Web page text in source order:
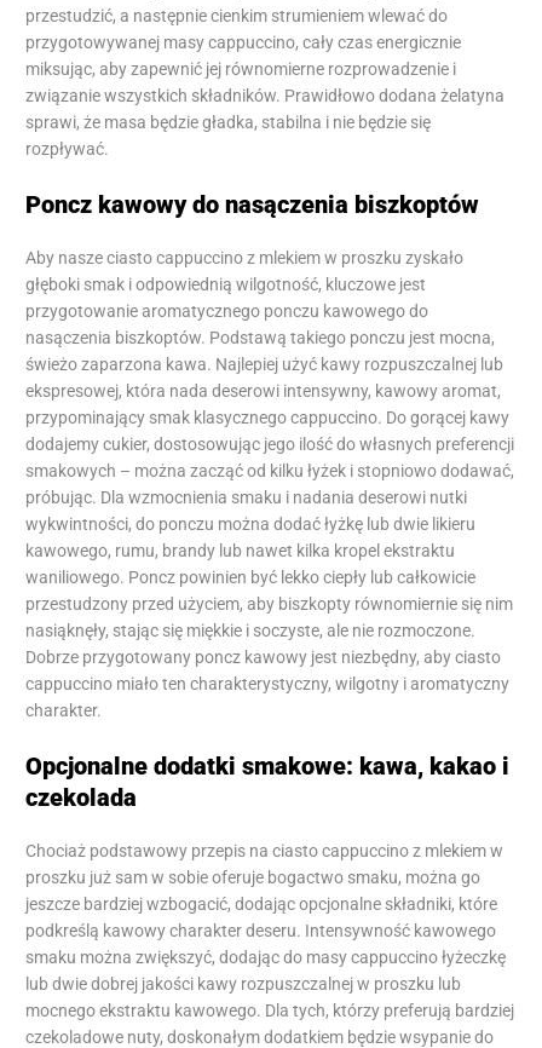
przestudzić, a następnie cienkim strumieniem wlewać do
przygotowywanej masy cappuccino, cały czas energicznie
miksując, aby zapewnić jej równomierne rozprowadzenie i
związanie wszystkich składników. Prawidłowo dodana żelatyna
sprawi, że masa będzie gładka, stabilna i nie będzie się
rozpływać.
Poncz kawowy do nasączenia biszkoptów
Aby nasze ciasto cappuccino z mlekiem w proszku zyskało
głęboki smak i odpowiednią wilgotność, kluczowe jest
przygotowanie aromatycznego ponczu kawowego do
nasączenia biszkoptów. Podstawą takiego ponczu jest mocna,
świeżo zaparzona kawa. Najlepiej użyć kawy rozpuszczalnej lub
ekspresowej, która nada deserowi intensywny, kawowy aromat,
przypominający smak klasycznego cappuccino. Do gorącej kawy
dodajemy cukier, dostosowując jego ilość do własnych preferencji
smakowych – można zacząć od kilku łyżek i stopniowo dodawać,
próbując. Dla wzmocnienia smaku i nadania deserowi nutki
wykwintności, do ponczu można dodać łyżkę lub dwie likieru
kawowego, rumu, brandy lub nawet kilka kropel ekstraktu
waniliowego. Poncz powinien być lekko ciepły lub całkowicie
przestudzony przed użyciem, aby biszkopty równomiernie się nim
nasiąknęły, stając się miękkie i soczyste, ale nie rozmoczone.
Dobrze przygotowany poncz kawowy jest niezbędny, aby ciasto
cappuccino miało ten charakterystyczny, wilgotny i aromatyczny
charakter.
Opcjonalne dodatki smakowe: kawa, kakao i
czekolada
Chociaż podstawowy przepis na ciasto cappuccino z mlekiem w
proszku już sam w sobie oferuje bogactwo smaku, można go
jeszcze bardziej wzbogacić, dodając opcjonalne składniki, które
podkreślą kawowy charakter deseru. Intensywność kawowego
smaku można zwiększyć, dodając do masy cappuccino łyżeczkę
lub dwie dobrej jakości kawy rozpuszczalnej w proszku lub
mocnego ekstraktu kawowego. Dla tych, którzy preferują bardziej
czekoladowe nuty, doskonałym dodatkiem będzie wsypanie do